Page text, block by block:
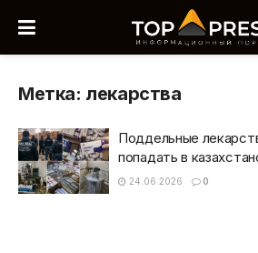
Метка: лекарства
Поддельные
попадать в
24.06.2026 0